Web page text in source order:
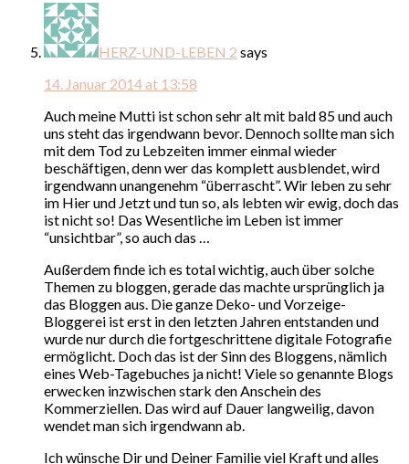
HERZ-UND-LEBEN 2 says
14. Januar 2014 at 13:58
Auch meine Mutti ist schon sehr alt mit bald 85 und auch
uns steht das irgendwann bevor. Dennoch sollte man sich
mit dem Tod zu Lebzeiten immer einmal wieder
beschäftigen, denn wer das komplett ausblendet, wird
irgendwann unangenehm “überrascht”. Wir leben zu sehr
im Hier und Jetzt und tun so, als lebten wir ewig, doch das
ist nicht so! Das Wesentliche im Leben ist immer
“unsichtbar”, so auch das …
Außerdem finde ich es total wichtig, auch über solche
Themen zu bloggen, gerade das machte ursprünglich ja
das Bloggen aus. Die ganze Deko- und Vorzeige-
Bloggerei ist erst in den letzten Jahren entstanden und
wurde nur durch die fortgeschrittene digitale Fotografie
ermöglicht. Doch das ist der Sinn des Bloggens, nämlich
eines Web-Tagebuches ja nicht! Viele so genannte Blogs
erwecken inzwischen stark den Anschein des
Kommerziellen. Das wird auf Dauer langweilig, davon
wendet man sich irgendwann ab.
Ich wünsche Dir und Deiner Familie viel Kraft und alles